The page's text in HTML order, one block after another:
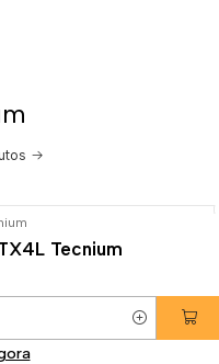
Tecnium